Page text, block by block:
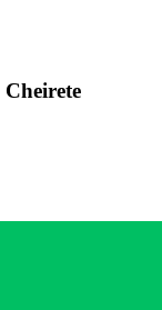
Cheirete